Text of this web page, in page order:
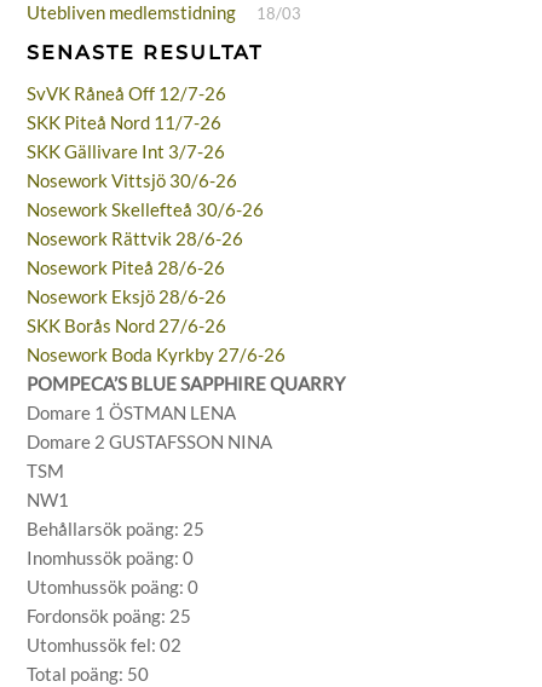
Utebliven medlemstidning 18/03
SENASTE RESULTAT
SvVK Råneå Off 12/7-26
SKK Piteå Nord 11/7-26
SKK Gällivare Int 3/7-26
Nosework Vittsjö 30/6-26
Nosework Skellefteå 30/6-26
Nosework Rättvik 28/6-26
Nosework Piteå 28/6-26
Nosework Eksjö 28/6-26
SKK Borås Nord 27/6-26
Nosework Boda Kyrkby 27/6-26
POMPECA’S BLUE SAPPHIRE QUARRY
Domare 1 ÖSTMAN LENA
Domare 2 GUSTAFSSON NINA
TSM
NW1
Behållarsök poäng: 25
Inomhussök poäng: 0
Utomhussök poäng: 0
Fordonsök poäng: 25
Utomhussök fel: 02
Total poäng: 50